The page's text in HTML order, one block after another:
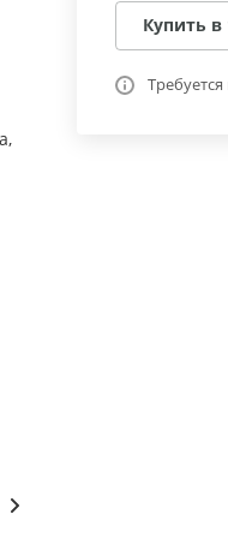
Купить в